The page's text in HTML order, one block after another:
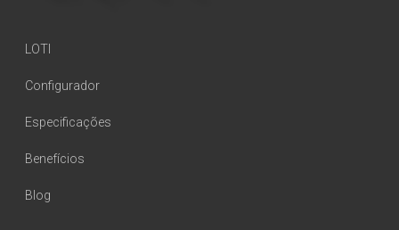
LOTI
Configurador
Especificações
Benefícios
Blog